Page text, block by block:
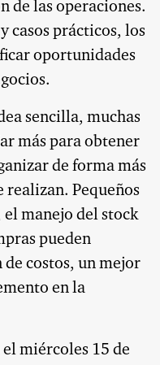
de las operaciones.
casos prácticos, los
oportunidades
sencilla, muchas
más para obtener
de forma más
realizan. Pequeños
manejo del stock
pueden
costos, un mejor
en la
miércoles 15 de